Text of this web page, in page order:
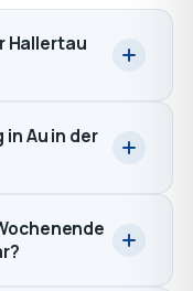
Hallertau
Au in der